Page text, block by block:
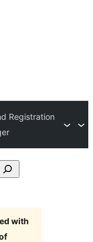
Registration
with